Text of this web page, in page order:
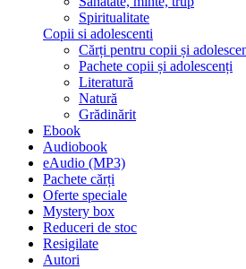
Spiritualitate
Copii si adolescenti
Cărți pentru copii și
Pachete copii și adolescenți
Literatură
Natură
Grădinărit
Ebook
Audiobook
eAudio (MP3)
Pachete cărți
Oferte speciale
Mystery box
Reduceri de stoc
Resigilate
Autori